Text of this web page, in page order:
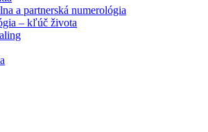
a partnerská numerológia
– kľúč života